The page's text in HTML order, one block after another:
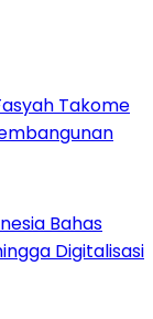
Takome
Bahas
Digitalisasi